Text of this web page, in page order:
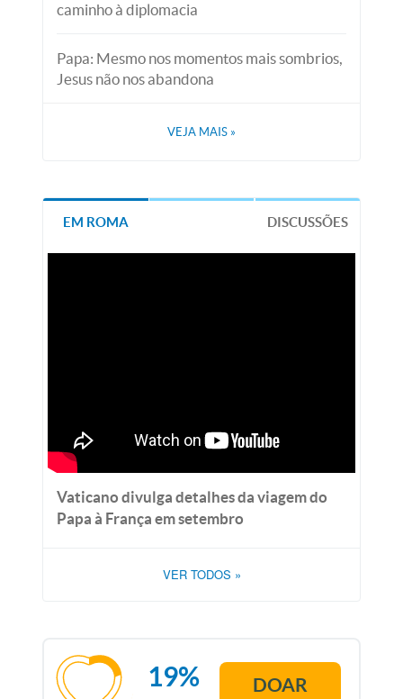
caminho à diplomacia
Papa: Mesmo nos momentos mais sombrios,
Jesus não nos abandona
VEJA MAIS »
EM ROMA DISCUSSÕES
Vaticano divulga detalhes da viagem do
Papa à França em setembro
VER TODOS »
19% DOAR